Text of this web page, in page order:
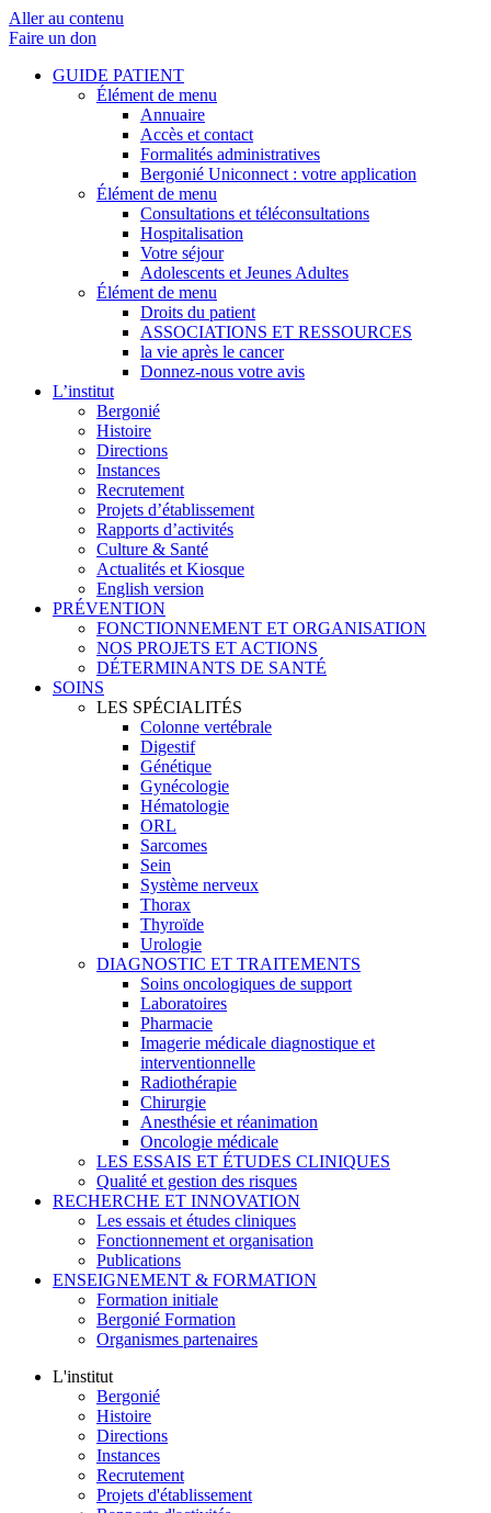
Aller au contenu
Faire un don
GUIDE PATIENT
Élément de menu
Annuaire
Accès et contact
Formalités administratives
Bergonié Uniconnect : votre application
Élément de menu
Consultations et téléconsultations
Hospitalisation
Votre séjour
Adolescents et Jeunes Adultes
Élément de menu
Droits du patient
ASSOCIATIONS ET RESSOURCES
la vie après le cancer
Donnez-nous votre avis
L’institut
Bergonié
Histoire
Directions
Instances
Recrutement
Projets d’établissement
Rapports d’activités
Culture & Santé
Actualités et Kiosque
English version
PRÉVENTION
FONCTIONNEMENT ET ORGANISATION
NOS PROJETS ET ACTIONS
DÉTERMINANTS DE SANTÉ
SOINS
LES SPÉCIALITÉS
Colonne vertébrale
Digestif
Génétique
Gynécologie
Hématologie
ORL
Sarcomes
Sein
Système nerveux
Thorax
Thyroïde
Urologie
DIAGNOSTIC ET TRAITEMENTS
Soins oncologiques de support
Laboratoires
Pharmacie
Imagerie médicale diagnostique et
interventionnelle
Radiothérapie
Chirurgie
Anesthésie et réanimation
Oncologie médicale
LES ESSAIS ET ÉTUDES CLINIQUES
Qualité et gestion des risques
RECHERCHE ET INNOVATION
Les essais et études cliniques
Fonctionnement et organisation
Publications
ENSEIGNEMENT & FORMATION
Formation initiale
Bergonié Formation
Organismes partenaires
L'institut
Bergonié
Histoire
Directions
Instances
Recrutement
Projets d'établissement